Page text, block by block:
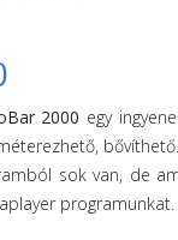
2000 egy
sok van, de